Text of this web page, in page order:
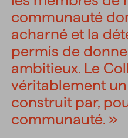
communauté
acharné et la
permis de
ambitieux. Le
véritablement
construit par,
communauté. »